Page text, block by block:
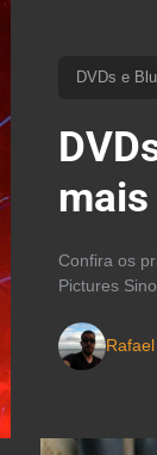
DVDs e
Confira os
Pictures